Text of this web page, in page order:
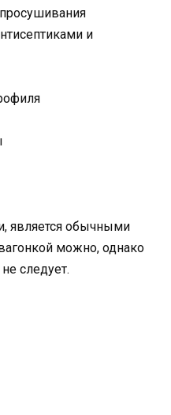
и
является обычными
можно, однако
следует.